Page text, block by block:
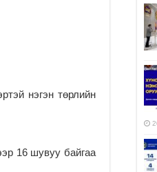
нэгэн төрлийн
16 шувуу байгаа